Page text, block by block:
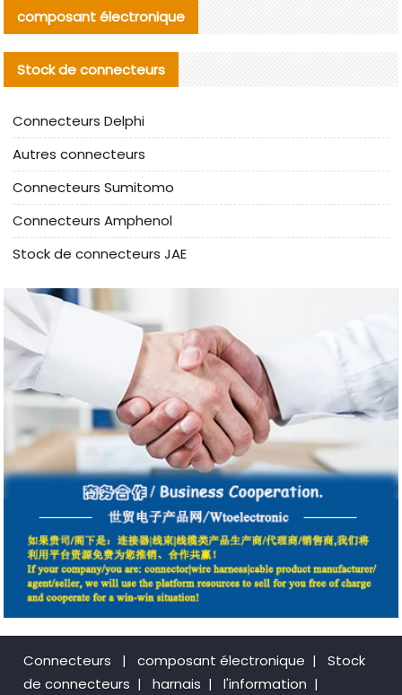
composant électronique
Stock de connecteurs
Connecteurs Delphi
Autres connecteurs
Connecteurs Sumitomo
Connecteurs Amphenol
Stock de connecteurs JAE
Connecteurs | composant électronique |
Stock
de connecteurs | harnais | l'information |